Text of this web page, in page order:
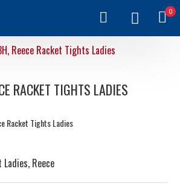
0
Reece Racket Tights Ladies
RACKET TIGHTS LADIES
Reece